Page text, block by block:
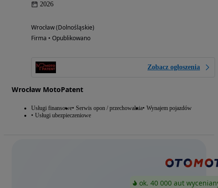
2026
Wrocław (Dolnośląskie)
Firma • Opublikowano
Zobacz ogłoszenia
Wrocław MotoPatent
Usługi finansowe Serwis opon / przechowalnia Wynajem pojazdów
Usługi ubezpieczeniowe
ok. 40 000 aut